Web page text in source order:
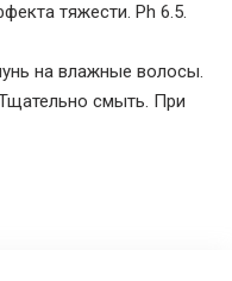
тяжести. Ph 6.5.
на влажные волосы.
смыть. При